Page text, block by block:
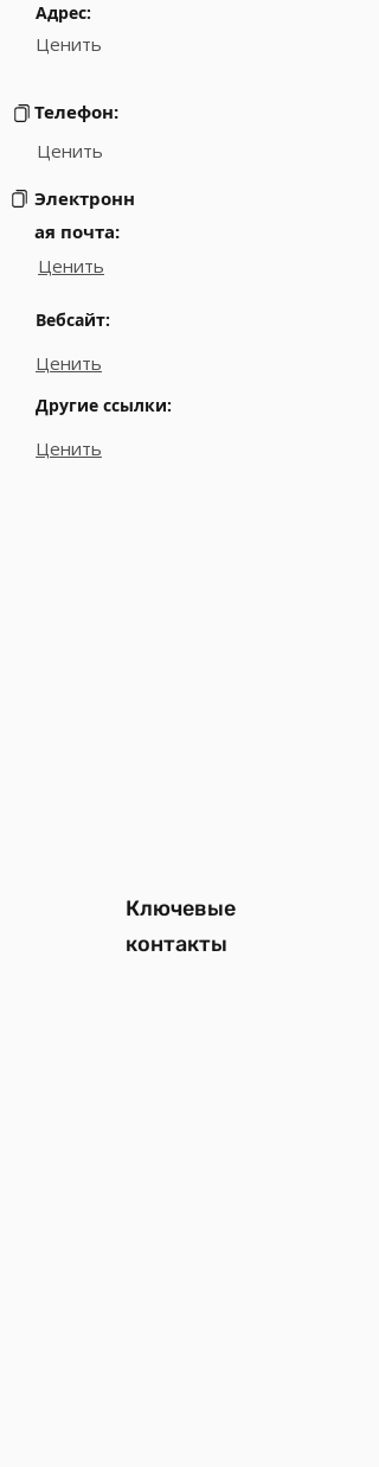
Адрес:
Ценить
Телефон:
Ценить
Электронн
ая почта:
Ценить
Вебсайт:
Ценить
Другие ссылки:
Ценить
Ключевые
контакты